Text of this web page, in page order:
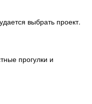
выбрать проект.
прогулки и